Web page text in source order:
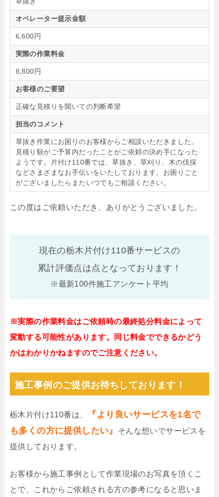
オペレーター提示金額
6,600円
実際の作業料金
8,800円
お客様のご要望
正確な見積りを聞いての判断希望
担当のコメント
草抜き作業にお困りのお客様からご相談いただきました。
見積り額がご予算内だったことがご依頼の決め手になった
ようです。片付け110番では、草抜き、草刈り、木の伐採
などさまざまなお手伝いをいたしております。お困りごと
がございましたらまたいつでもご相談ください。
この度はご依頼いただき、ありがとうございました。
現在の栃木片付け110番サービスの
累計評価点は点となっております！
※最新100件施工アンケート平均
※実際の作業料金はご依頼時の最終処分料金によって
変動する可能性があります。同じ料金でできるかどう
かはわかりかねますのでご注意ください。
施工事例のご提供お待ちしております！
栃木片付け110番は、
『より良いサービスを1名で
も多くの方に提供したい』
そんな想いでサービスを
提供しております。
お客様から施工事例として作業現場のお写真を頂くこ
とで、これからご依頼される方の参考になると思いま